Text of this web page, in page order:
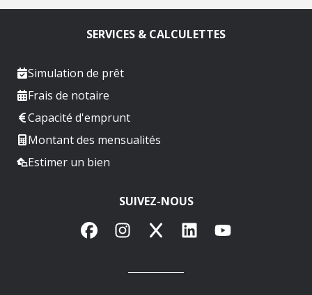
SERVICES & CALCULETTES
Simulation de prêt
Frais de notaire
Capacité d'emprunt
Montant des mensualités
Estimer un bien
SUIVEZ-NOUS
FacebookInstagram
X LinkedInYouTube